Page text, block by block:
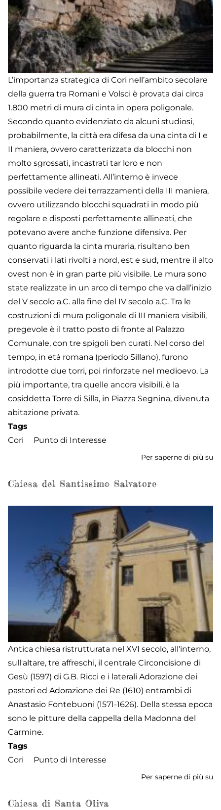
L’importanza strategica di Cori nell’ambito secolare
della guerra tra Romani e Volsci è provata dai circa
1.800 metri di mura di cinta in opera poligonale.
Secondo quanto evidenziato da alcuni studiosi,
probabilmente, la città era difesa da una cinta di I e
II maniera, ovvero caratterizzata da blocchi non
molto sgrossati, incastrati tar loro e non
perfettamente allineati. All’interno è invece
possibile vedere dei terrazzamenti della III maniera,
ovvero utilizzando blocchi squadrati in modo più
regolare e disposti perfettamente allineati, che
potevano avere anche funzione difensiva. Per
quanto riguarda la cinta muraria, risultano ben
conservati i lati rivolti a nord, est e sud, mentre il alto
ovest non è in gran parte più visibile. Le mura sono
state realizzate in un arco di tempo che va dall’inizio
del V secolo a.C. alla fine del IV secolo a.C. Tra le
costruzioni di mura poligonale di III maniera visibili,
pregevole è il tratto posto di fronte al Palazzo
Comunale, con tre spigoli ben curati. Nel corso del
tempo, in età romana (periodo Sillano), furono
introdotte due torri, poi rinforzate nel medioevo. La
più importante, tra quelle ancora visibili, è la
cosiddetta Torre di Silla, in Piazza Segnina, divenuta
abitazione privata.
Tags
Cori
Punto di Interesse
Per saperne di più su
Chiesa del Santissimo Salvatore
Antica chiesa ristrutturata nel XVI secolo, all'interno,
sull'altare, tre affreschi, il centrale Circoncisione di
Gesù (1597) di G.B. Ricci e i laterali Adorazione dei
pastori ed Adorazione dei Re (1610) entrambi di
Anastasio Fontebuoni (1571-1626). Della stessa epoca
sono le pitture della cappella della Madonna del
Carmine.
Tags
Cori
Punto di Interesse
Per saperne di più su
Chiesa di Santa Oliva